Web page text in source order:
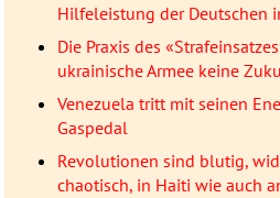
Hilfeleistung der Deutschen
Die Praxis des
ukrainische Armee keine
Venezuela tritt mit seinen
Gaspedal
Revolutionen sind blutig,
chaotisch, in Haiti wie auch